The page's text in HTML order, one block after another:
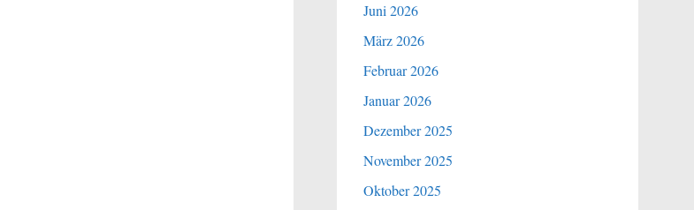
Juni 2026
März 2026
Februar 2026
Januar 2026
Dezember 2025
November 2025
Oktober 2025